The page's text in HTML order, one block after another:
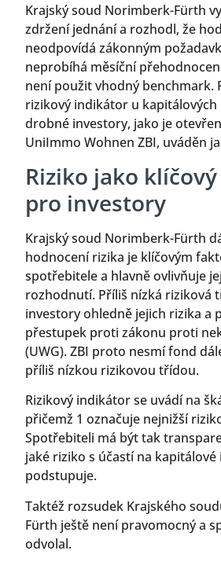
Krajský soud Norimberk-Fürth
zdržení jednání a rozhodl, že
neodpovídá zákonným
neprobíhá měsíční
není použit vhodný benchmark.
rizikový indikátor u kapitálových
drobné investory, jako je
UniImmo Wohnen ZBI, uváděn
Riziko jako
pro investory
Krajský soud Norimberk-Fürth
hodnocení rizika je klíčovým
spotřebitele a hlavně ovlivňuje
rozhodnutí. Příliš nízká riziková
investory ohledně jejich rizika a
přestupek proti zákonu proti
(UWG). ZBI proto nesmí fond
příliš nízkou rizikovou třídou.
Rizikový indikátor se uvádí na
přičemž 1 označuje nejnižší
Spotřebiteli má být tak
jaké riziko s účastí na kapitálové
podstupuje.
Taktéž rozsudek Krajského
Fürth ještě není pravomocný a
odvolal.